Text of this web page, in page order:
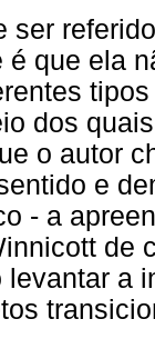
ser
que ela
dos
o autor
e
- a
de
a